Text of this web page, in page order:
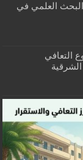
البحث العلمي في
التعافي